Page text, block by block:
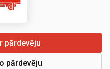
pārdevēju
pārdevēju